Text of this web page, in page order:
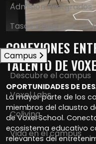
Admisión Postgrados
Tasas y Financiación
Campus
Descubre el campus
Voxel Labs
Coliving
Vida en el campus
CONEXIONES
TALENTO DE
OPORTUNIDADES DE
La mayor parte de los
miembros del claustro
de Voxel School.
ecosistema educativo
relevantes del